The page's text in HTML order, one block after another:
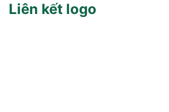
Liên kết logo